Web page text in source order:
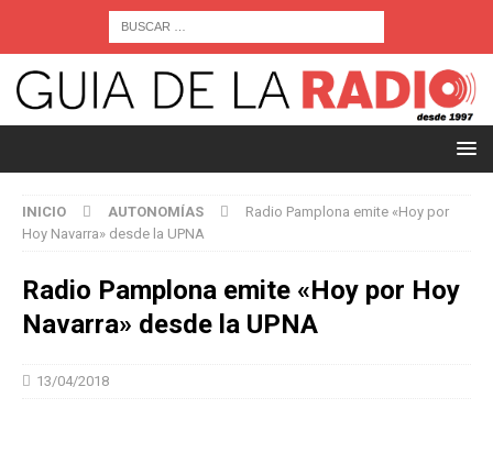
INICIO AUTONOMÍAS
Radio Pamplona emite «Hoy por
Hoy Navarra» desde la UPNA
Radio Pamplona emite «Hoy por Hoy
Navarra» desde la UPNA
13/04/2018